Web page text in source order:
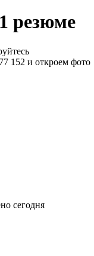
резюме
152 и откроем фото
сегодня